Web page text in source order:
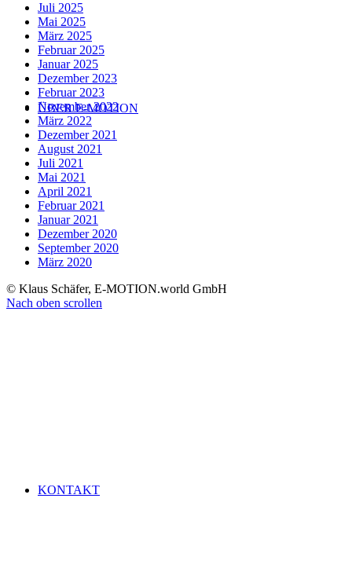
ÜBER E-MOTION
KONTAKT
Juli 2025
Mai 2025
März 2025
Februar 2025
Januar 2025
Dezember 2023
Februar 2023
November 2022
März 2022
Dezember 2021
August 2021
Juli 2021
Mai 2021
April 2021
Februar 2021
Januar 2021
Dezember 2020
September 2020
März 2020
© Klaus Schäfer, E-MOTION.world GmbH
Nach oben scrollen